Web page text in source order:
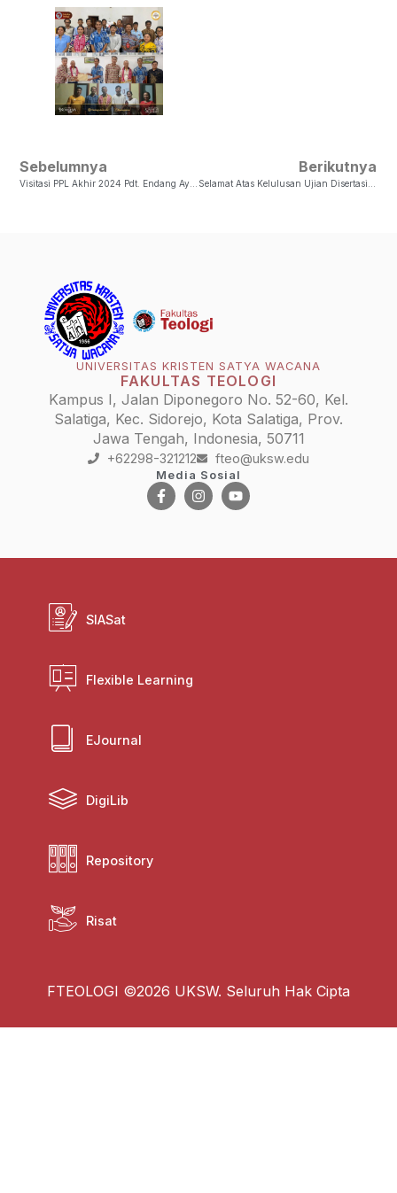
Sebelumnya Berikutnya
UNIVERSITAS KRISTEN SATYA WACANA
FAKULTAS TEOLOGI
Kampus I, Jalan Diponegoro No. 52-60, Kel.
Salatiga, Kec. Sidorejo, Kota Salatiga, Prov.
Jawa Tengah, Indonesia, 50711
+62298-321212 fteo@uksw.edu
Media Sosial
SIASat
Flexible Learning
EJournal
DigiLib
Repository
Risat
FTEOLOGI ©2026 UKSW. Seluruh Hak Cipta